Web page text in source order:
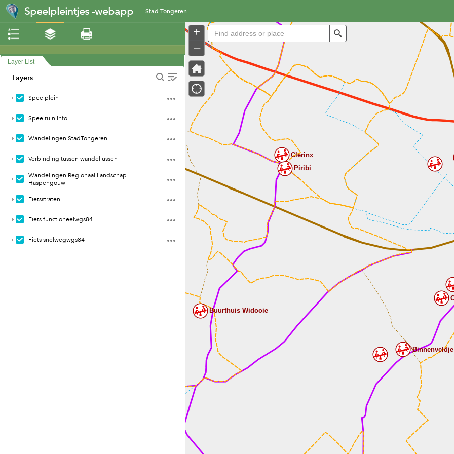
Binnenveldje
Clerinx
Piribi
Buurthuis Widooie
+
–
Speelpleintjes -webapp Stad Tongeren
Layer List
Layers
Speelplein
Speeltuin Info
Wandelingen StadTongeren
Verbinding tussen wandellussen
Wandelingen Regionaal Landschap
Haspengouw
Fietsstraten
Fiets functioneelwgs84
Fiets snelwegwgs84